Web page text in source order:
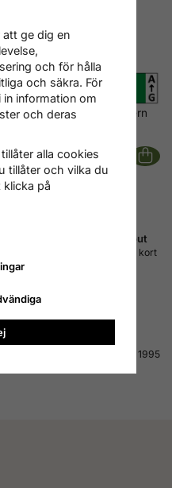
Pelletskamin P10 Air Modern
35 590 kr
Finns i lager
Betala med Svea checkout
Faktura, delbetalning, konto, kort
Tusentals nöjda kunder sedan 1995
ge dig en
och för hålla
och säkra. För
in information om
och deras
alla cookies
tillåter och vilka du
klicka på